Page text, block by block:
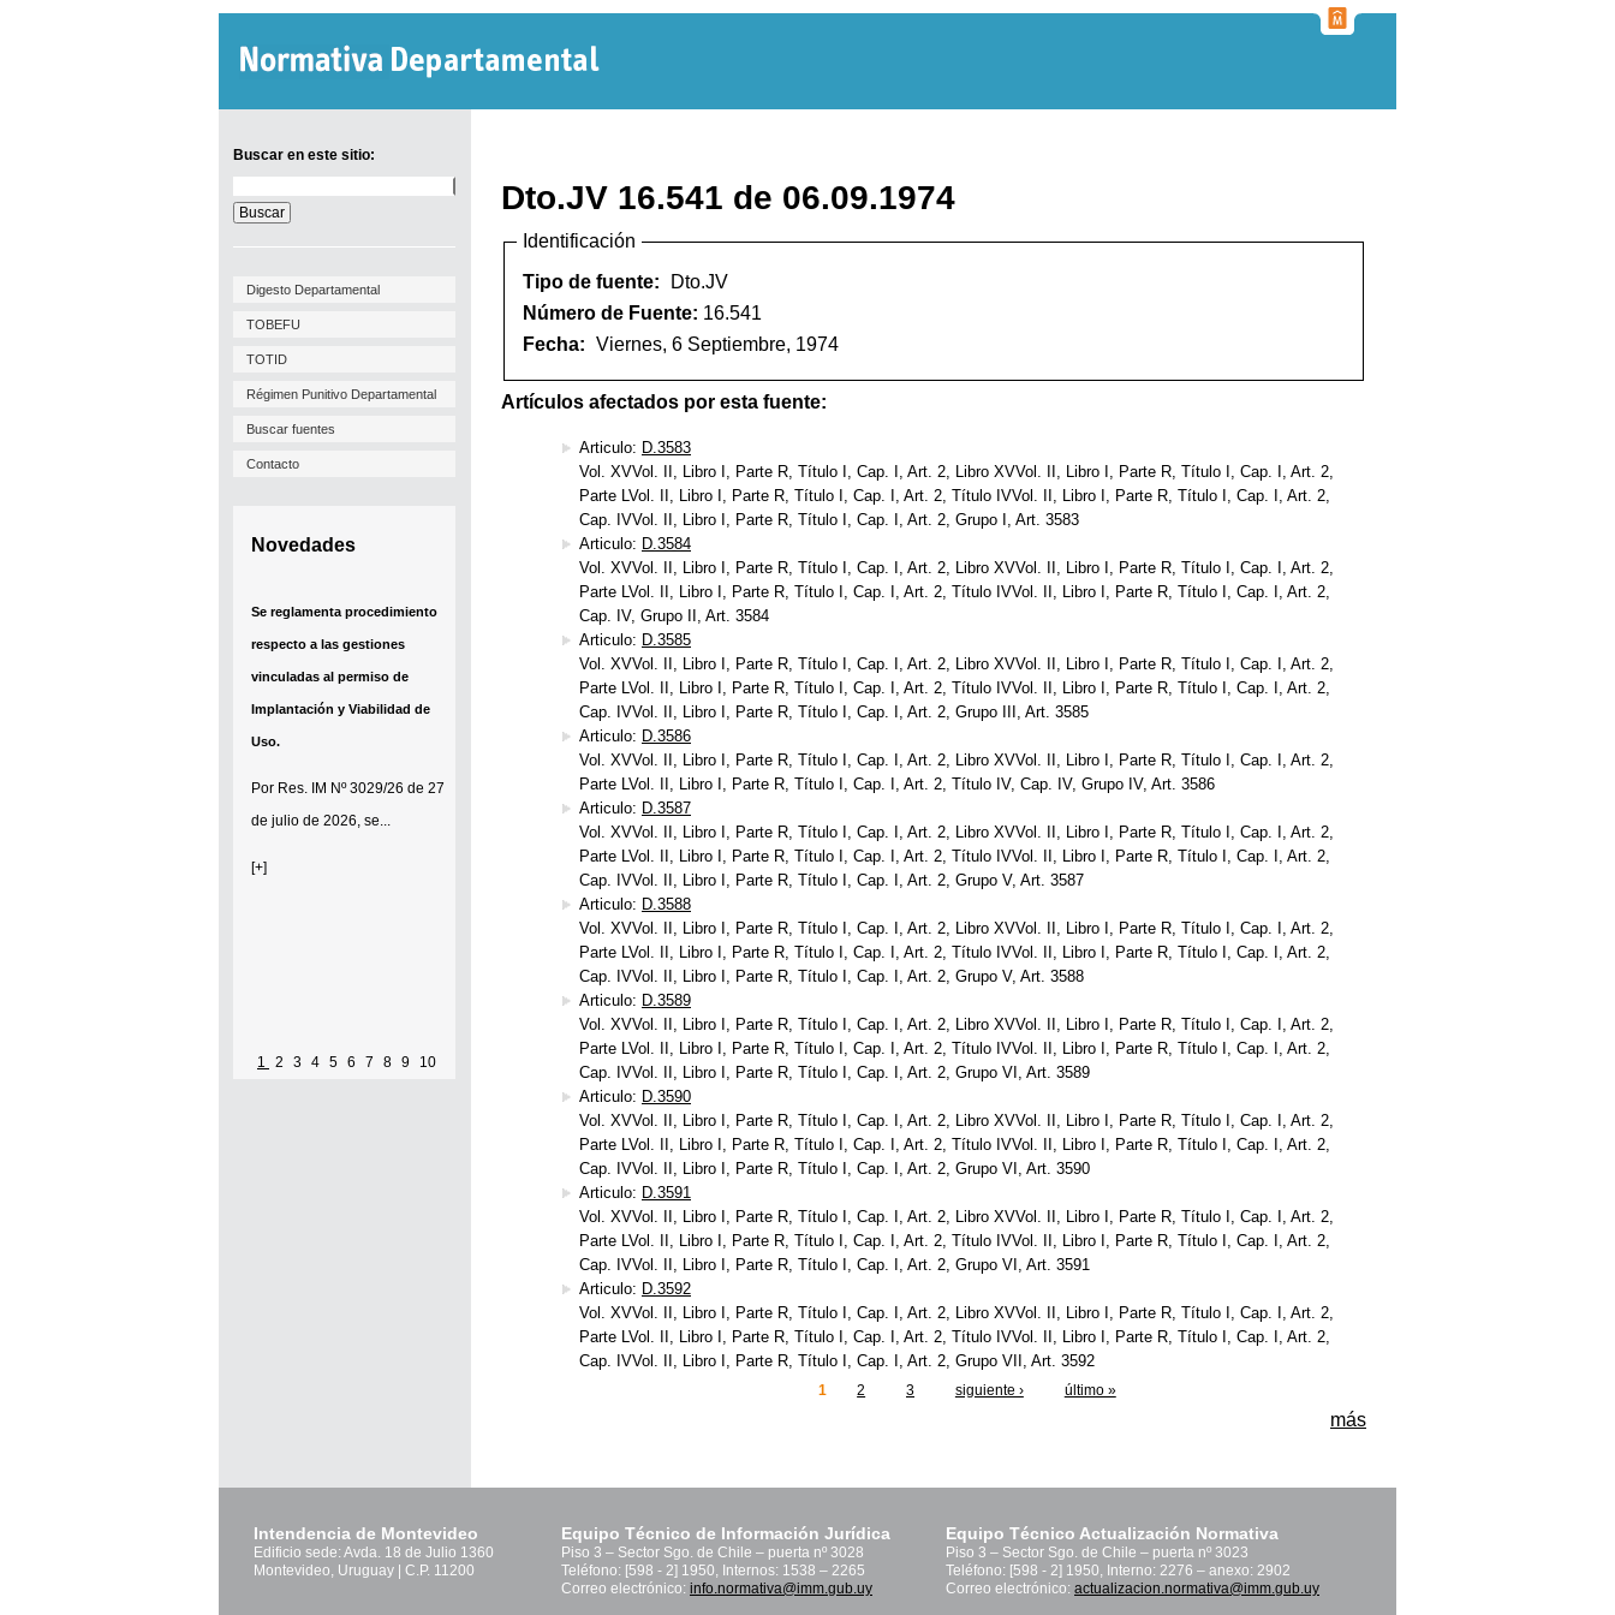
Buscar en este sitio:
en
este
sitio:
Digesto Departamental
TOBEFU
TOTID
Régimen Punitivo Departamental
Buscar fuentes
Contacto
Novedades
Se reglamenta procedimiento
respecto a las gestiones
vinculadas al permiso de
Implantación y Viabilidad de
Uso.
Por Res. IM Nº 3029/26 de 27
de julio de 2026, se...
[+]
1 2 3 4 5 6 7 8 9 10
Dto.JV 16.541 de 06.09.1974
Identificación
Tipo de fuente:
Dto.JV
Número de Fuente: 16.541
Fecha: Viernes, 6 Septiembre, 1974
Artículos afectados por esta fuente:
Articulo: D.3583
Vol. XVVol. II, Libro I, Parte R, Título I, Cap. I, Art. 2, Libro XVVol. II, Libro I, Parte R, Título I, Cap. I, Art. 2,
Parte LVol. II, Libro I, Parte R, Título I, Cap. I, Art. 2, Título IVVol. II, Libro I, Parte R, Título I, Cap. I, Art. 2,
Cap. IVVol. II, Libro I, Parte R, Título I, Cap. I, Art. 2, Grupo I, Art. 3583
Articulo: D.3584
Vol. XVVol. II, Libro I, Parte R, Título I, Cap. I, Art. 2, Libro XVVol. II, Libro I, Parte R, Título I, Cap. I, Art. 2,
Parte LVol. II, Libro I, Parte R, Título I, Cap. I, Art. 2, Título IVVol. II, Libro I, Parte R, Título I, Cap. I, Art. 2,
Cap. IV, Grupo II, Art. 3584
Articulo: D.3585
Vol. XVVol. II, Libro I, Parte R, Título I, Cap. I, Art. 2, Libro XVVol. II, Libro I, Parte R, Título I, Cap. I, Art. 2,
Parte LVol. II, Libro I, Parte R, Título I, Cap. I, Art. 2, Título IVVol. II, Libro I, Parte R, Título I, Cap. I, Art. 2,
Cap. IVVol. II, Libro I, Parte R, Título I, Cap. I, Art. 2, Grupo III, Art. 3585
Articulo: D.3586
Vol. XVVol. II, Libro I, Parte R, Título I, Cap. I, Art. 2, Libro XVVol. II, Libro I, Parte R, Título I, Cap. I, Art. 2,
Parte LVol. II, Libro I, Parte R, Título I, Cap. I, Art. 2, Título IV, Cap. IV, Grupo IV, Art. 3586
Articulo: D.3587
Vol. XVVol. II, Libro I, Parte R, Título I, Cap. I, Art. 2, Libro XVVol. II, Libro I, Parte R, Título I, Cap. I, Art. 2,
Parte LVol. II, Libro I, Parte R, Título I, Cap. I, Art. 2, Título IVVol. II, Libro I, Parte R, Título I, Cap. I, Art. 2,
Cap. IVVol. II, Libro I, Parte R, Título I, Cap. I, Art. 2, Grupo V, Art. 3587
Articulo: D.3588
Vol. XVVol. II, Libro I, Parte R, Título I, Cap. I, Art. 2, Libro XVVol. II, Libro I, Parte R, Título I, Cap. I, Art. 2,
Parte LVol. II, Libro I, Parte R, Título I, Cap. I, Art. 2, Título IVVol. II, Libro I, Parte R, Título I, Cap. I, Art. 2,
Cap. IVVol. II, Libro I, Parte R, Título I, Cap. I, Art. 2, Grupo V, Art. 3588
Articulo: D.3589
Vol. XVVol. II, Libro I, Parte R, Título I, Cap. I, Art. 2, Libro XVVol. II, Libro I, Parte R, Título I, Cap. I, Art. 2,
Parte LVol. II, Libro I, Parte R, Título I, Cap. I, Art. 2, Título IVVol. II, Libro I, Parte R, Título I, Cap. I, Art. 2,
Cap. IVVol. II, Libro I, Parte R, Título I, Cap. I, Art. 2, Grupo VI, Art. 3589
Articulo: D.3590
Vol. XVVol. II, Libro I, Parte R, Título I, Cap. I, Art. 2, Libro XVVol. II, Libro I, Parte R, Título I, Cap. I, Art. 2,
Parte LVol. II, Libro I, Parte R, Título I, Cap. I, Art. 2, Título IVVol. II, Libro I, Parte R, Título I, Cap. I, Art. 2,
Cap. IVVol. II, Libro I, Parte R, Título I, Cap. I, Art. 2, Grupo VI, Art. 3590
Articulo: D.3591
Vol. XVVol. II, Libro I, Parte R, Título I, Cap. I, Art. 2, Libro XVVol. II, Libro I, Parte R, Título I, Cap. I, Art. 2,
Parte LVol. II, Libro I, Parte R, Título I, Cap. I, Art. 2, Título IVVol. II, Libro I, Parte R, Título I, Cap. I, Art. 2,
Cap. IVVol. II, Libro I, Parte R, Título I, Cap. I, Art. 2, Grupo VI, Art. 3591
Articulo: D.3592
Vol. XVVol. II, Libro I, Parte R, Título I, Cap. I, Art. 2, Libro XVVol. II, Libro I, Parte R, Título I, Cap. I, Art. 2,
Parte LVol. II, Libro I, Parte R, Título I, Cap. I, Art. 2, Título IVVol. II, Libro I, Parte R, Título I, Cap. I, Art. 2,
Cap. IVVol. II, Libro I, Parte R, Título I, Cap. I, Art. 2, Grupo VII, Art. 3592
1 2 3 siguiente › último »
más
Intendencia de Montevideo
Edificio sede: Avda. 18 de Julio 1360
Montevideo, Uruguay | C.P. 11200
Equipo Técnico Actualización Normativa
Piso 3 – Sector Sgo. de Chile – puerta nº 3023
Teléfono: [598 - 2] 1950, Interno: 2276 – anexo: 2902
Correo electrónico: actualizacion.normativa@imm.gub.uy
Equipo Técnico de Información Jurídica
Piso 3 – Sector Sgo. de Chile – puerta nº 3028
Teléfono: [598 - 2] 1950, Internos: 1538 – 2265
Correo electrónico: info.normativa@imm.gub.uy